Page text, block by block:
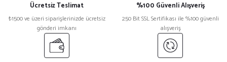
Ücretsiz Teslimat
₺1500 ve üzeri siparişlerinizde ücretsiz
gönderi imkanı
%100 Güvenli Alışveriş
250 Bit SSL Sertifikası ile %100 güvenli
alışveriş